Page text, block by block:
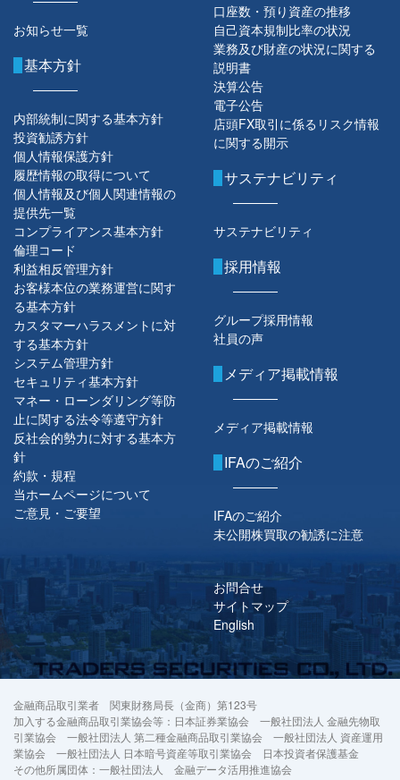
お知らせ一覧
口座数・預り資産の推移
自己資本規制比率の状況
業務及び財産の状況に関する
説明書
決算公告
電子公告
店頭FX取引に係るリスク情報
に関する開示
基本方針
内部統制に関する基本方針
投資勧誘方針
個人情報保護方針
履歴情報の取得について
個人情報及び個人関連情報の
提供先一覧
コンプライアンス基本方針
倫理コード
利益相反管理方針
お客様本位の業務運営に関す
る基本方針
カスタマーハラスメントに対
する基本方針
システム管理方針
セキュリティ基本方針
マネー・ローンダリング等防
止に関する法令等遵守方針
反社会的勢力に対する基本方
針
約款・規程
当ホームページについて
ご意見・ご要望
サステナビリティ
サステナビリティ
採用情報
グループ採用情報
社員の声
メディア掲載情報
メディア掲載情報
IFAのご紹介
IFAのご紹介
未公開株買取の勧誘に注意
お問合せ
サイトマップ
English
金融商品取引業者 関東財務局長（金商）第123号
加入する金融商品取引業協会等：日本証券業協会 一般社団法人 金融先物取
引業協会 一般社団法人 第二種金融商品取引業協会 一般社団法人 資産運用
業協会 一般社団法人 日本暗号資産等取引業協会 日本投資者保護基金
その他所属団体：一般社団法人 金融データ活用推進協会